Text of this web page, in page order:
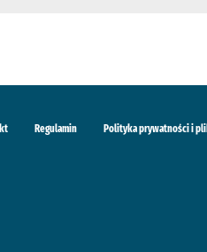
Regulamin Polityka prywatności i